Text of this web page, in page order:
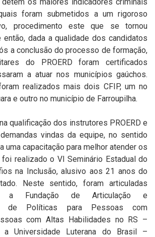
foram submetidos a um rigoroso
procedimento este que se tornou
então, dada a qualidade dos candidatos
a conclusão do processo de formação,
do PROERD foram certificados
a atuar nos municípios gaúchos.
realizados mais dois CFIP, um no
e outro no município de Farroupilha.
qualificação dos instrutores PROERD e
vindas da equipe, no sentido
uma capacitação para melhor atender os
realizado o VI Seminário Estadual do
na Inclusão, alusivo aos 21 anos do
Neste sentido, foram articuladas
a Fundação de Articulação e
de Políticas para Pessoas com
com Altas Habilidades no RS –
a Universidade Luterana do Brasil –